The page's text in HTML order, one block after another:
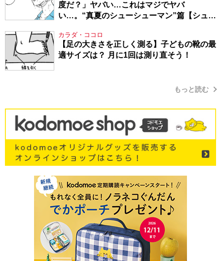
度だ？」ヤバい…これはマジでヤバ
い…。“真夏のシューシューマン”篇【シュー
カラダ・ココロ
【足の大きさを正しく測る】子どもの靴の最
適サイズは？ 月に1回は測り直そう！
もっと読む